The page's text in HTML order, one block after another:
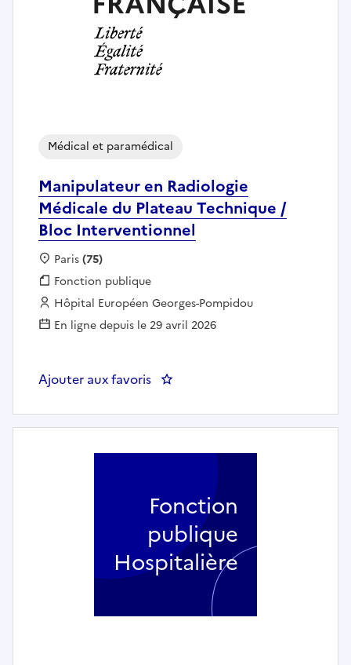
Manipulateur en Radiologie
Médicale du Plateau Technique /
Bloc Interventionnel
Médical et paramédical
Localisation :
Paris(75)
Fonction publique :
Fonction publique
Employeur :
Hôpital Européen Georges-Pompidou
En ligne depuis le 29 avril 2026
Ajouter aux favoris
Fonction
publique
Hospitalière